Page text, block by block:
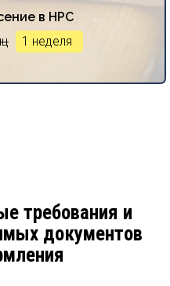
в НРС
1 неделя
требования и
документов